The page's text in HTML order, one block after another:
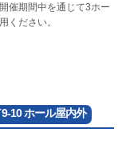
催期間中を通じて3ホー
ください。
10 ホール屋内外